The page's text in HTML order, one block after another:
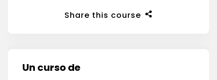
Share this course
Un curso de